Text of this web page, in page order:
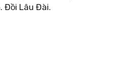
Đồi Lâu Đài.